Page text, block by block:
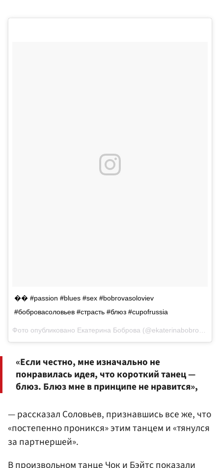
�� #passion #blues #sex #bobrovasoloviev
#бобровасоловьев #страсть #блюз #cupofrussia
Фото опубликовано Екатерина Боброва (@ekaterinabobrova)
«Если честно, мне изначально не
понравилась идея, что короткий танец —
блюз. Блюз мне в принципе не нравится»,
— рассказал Соловьев, признавшись все же, что
«постепенно проникся» этим танцем и «тянулся
за партнершей».
В произвольном танце Чок и Бэйтс показали